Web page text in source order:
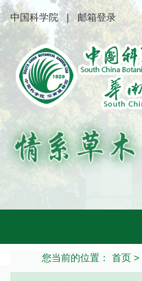
中国科学院 邮箱登录
您当前的位置： 首页 >